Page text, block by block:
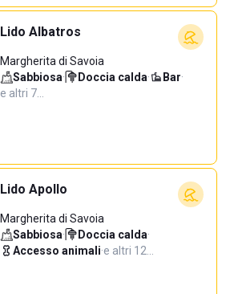
Lido Albatros
Margherita di Savoia
Sabbiosa· Doccia calda· Bar·
e altri 7…
Lido Apollo
Margherita di Savoia
Sabbiosa· Doccia calda·
Accesso animali·e altri 12…